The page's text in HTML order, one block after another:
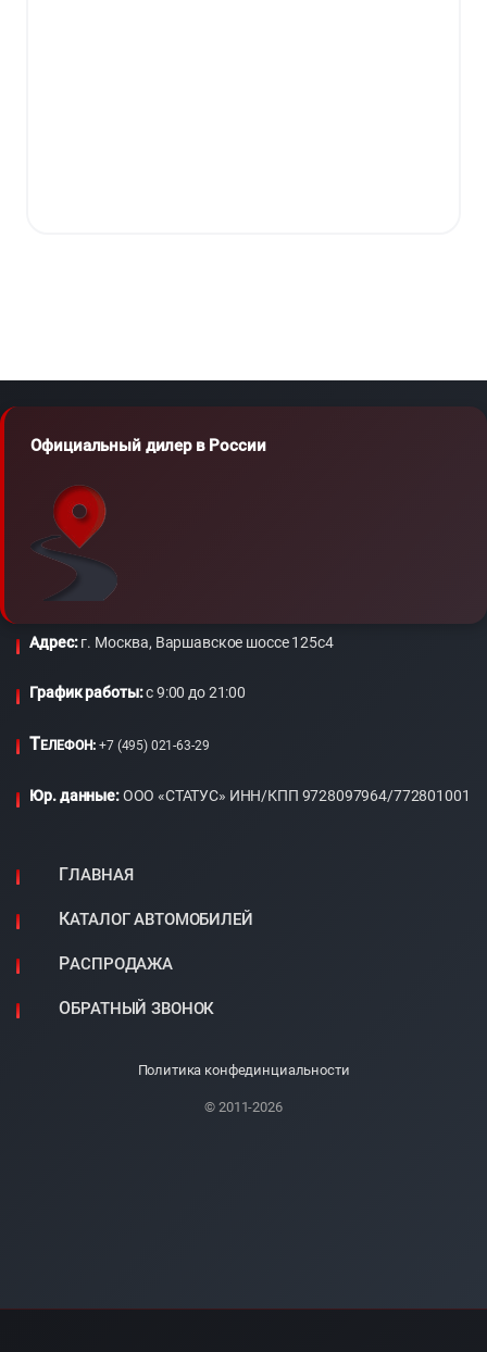
Официальный дилер в России
Адрес:г. Москва, Варшавское шоссе 125с4
График работы:c 9:00 до 21:00
ТЕЛЕФОН: +7 (495) 021-63-29
Юр. данные:ООО «СТАТУС» ИНН/КПП 9728097964/772801001
ГЛАВНАЯ
КАТАЛОГ АВТОМОБИЛЕЙ
РАСПРОДАЖА
ОБРАТНЫЙ ЗВОНОК
Политика конфединциальности
© 2011-2026